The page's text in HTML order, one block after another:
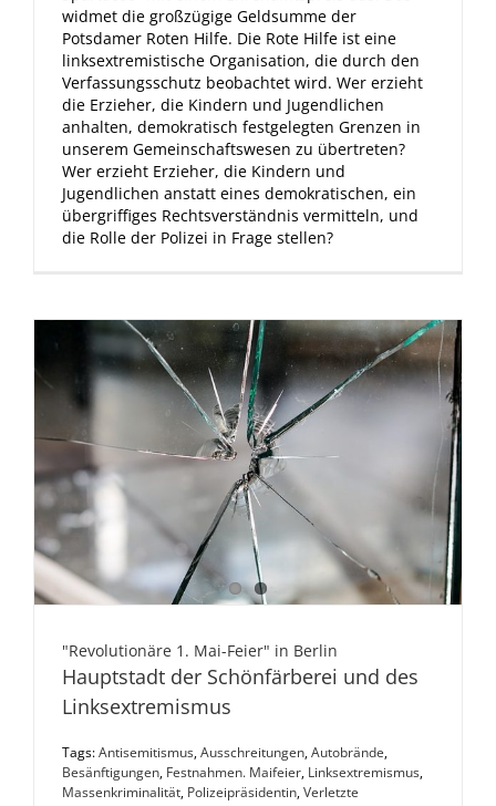
widmet die großzügige Geldsumme der
Potsdamer Roten Hilfe. Die Rote Hilfe ist eine
linksextremistische Organisation, die durch den
Verfassungsschutz beobachtet wird. Wer erzieht
die Erzieher, die Kindern und Jugendlichen
anhalten, demokratisch festgelegten Grenzen in
unserem Gemeinschaftswesen zu übertreten?
Wer erzieht Erzieher, die Kindern und
Jugendlichen anstatt eines demokratischen, ein
übergriffiges Rechtsverständnis vermitteln, und
die Rolle der Polizei in Frage stellen?
"Revolutionäre 1. Mai-Feier" in Berlin
Hauptstadt der Schönfärberei und des
Linksextremismus
Tags:Antisemitismus,Ausschreitungen,Autobrände,
Besänftigungen, Festnahmen. Maifeier, Linksextremismus,
Massenkriminalität, Polizeipräsidentin,Verletzte